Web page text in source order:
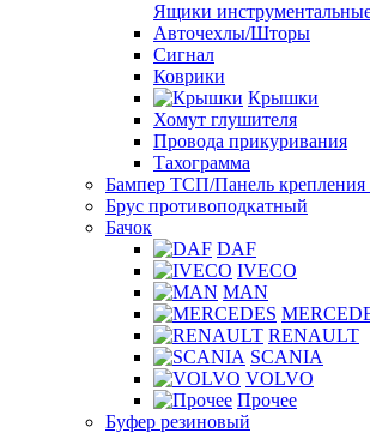
Ящики
Авточехлы/Шторы
Сигнал
Коврики
Крышки
Хомут глушителя
Провода прикуривания
Тахограмма
Бампер ТСП/Панель крепления
Брус противоподкатный
Бачок
DAF
IVECO
MAN
RENAULT
SCANIA
VOLVO
Прочее
Буфер резиновый